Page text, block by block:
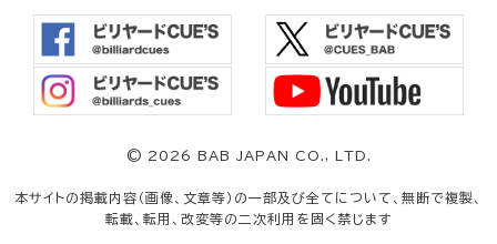
© 2026 BAB JAPAN CO., LTD.
本サイトの掲載内容（画像、文章等）の一部及び全てについて、無断で複製、
転載、転用、改変等の二次利用を固く禁じます